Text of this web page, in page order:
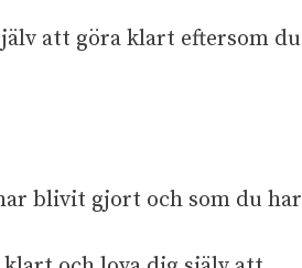
att göra klart eftersom du
blivit gjort och som du har